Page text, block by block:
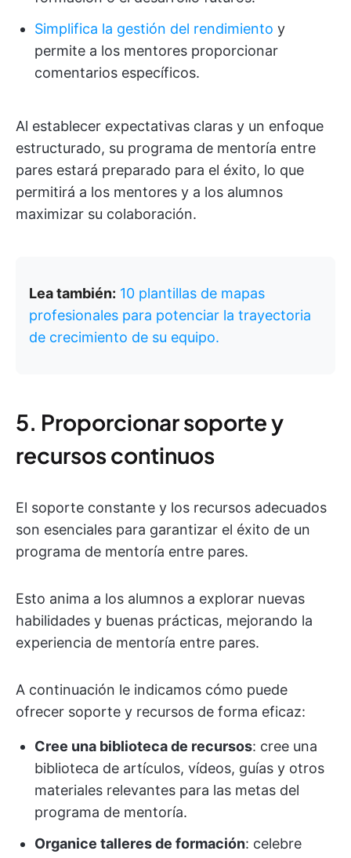
Simplifica la gestión del rendimiento y
permite a los mentores proporcionar
comentarios específicos.
Al establecer expectativas claras y un enfoque
estructurado, su programa de mentoría entre
pares estará preparado para el éxito, lo que
permitirá a los mentores y a los alumnos
maximizar su colaboración.
Lea también: 10 plantillas de mapas
profesionales para potenciar la trayectoria
de crecimiento de su equipo.
5. Proporcionar soporte y
recursos continuos
El soporte constante y los recursos adecuados
son esenciales para garantizar el éxito de un
programa de mentoría entre pares.
Esto anima a los alumnos a explorar nuevas
habilidades y buenas prácticas, mejorando la
experiencia de mentoría entre pares.
A continuación le indicamos cómo puede
ofrecer soporte y recursos de forma eficaz:
Cree una biblioteca de recursos: cree una
biblioteca de artículos, vídeos, guías y otros
materiales relevantes para las metas del
programa de mentoría.
Organice talleres de formación: celebre